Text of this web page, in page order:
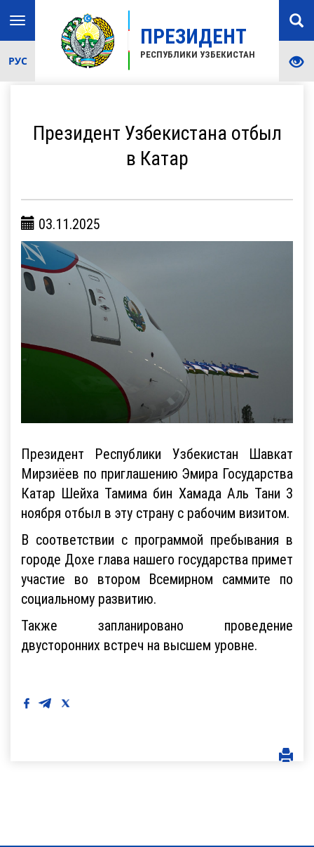
ПРЕЗИДЕНТ
РЕСПУБЛИКИ УЗБЕКИСТАН
Toggle
navigation
РУС
Президент Узбекистана отбыл
в Катар
03.11.2025
Президент Республики Узбекистан Шавкат
Мирзиёев по приглашению Эмира Государства
Катар Шейха Тамима бин Хамада Аль Тани 3
ноября отбыл в эту страну с рабочим визитом.
В соответствии с программой пребывания в
городе Дохе глава нашего государства примет
участие во втором Всемирном саммите по
социальному развитию.
Также запланировано проведение
двусторонних встреч на высшем уровне.